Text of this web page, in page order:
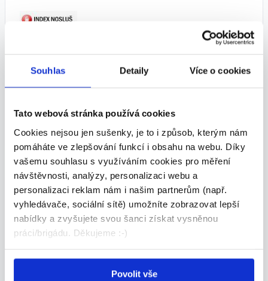
Souhlas Detaily Více o cookies
Tato webová stránka používá cookies
Cookies nejsou jen sušenky, je to i způsob, kterým nám
pomáháte ve zlepšování funkcí i obsahu na webu. Díky
vašemu souhlasu s využíváním cookies pro měření
návštěvnosti, analýzy, personalizaci webu a
personalizaci reklam nám i našim partnerům (např.
vyhledávače, sociální sítě) umožníte zobrazovat lepší
nabídky a zvyšujete svou šanci získat vysněnou
práci/brigádu. Děkujeme :-)
Povolit vše
Praze - 200 Kč/hod.
INDEX NOSLUŠ s.r.o. • Praha
05.08.2026
OC Arkády Pankrác - prodejní